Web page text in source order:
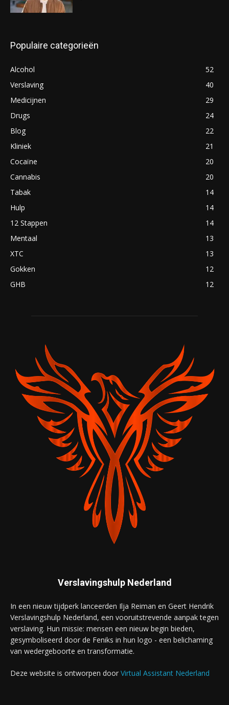
Populaire categorieën
Alcohol
52
Verslaving
40
Medicijnen
29
Drugs
24
Blog
22
Kliniek
21
Cocaïne
20
Cannabis
20
Tabak
14
Hulp
14
12 Stappen
14
Mentaal
13
XTC
13
Gokken
12
GHB
12
Verslavingshulp Nederland
In een nieuw tijdperk lanceerden Ilja Reiman en Geert Hendrik
Verslavingshulp Nederland, een vooruitstrevende aanpak tegen
verslaving. Hun missie: mensen een nieuw begin bieden,
gesymboliseerd door de Feniks in hun logo - een belichaming
van wedergeboorte en transformatie.
Deze website is ontworpen door Virtual Assistant Nederland